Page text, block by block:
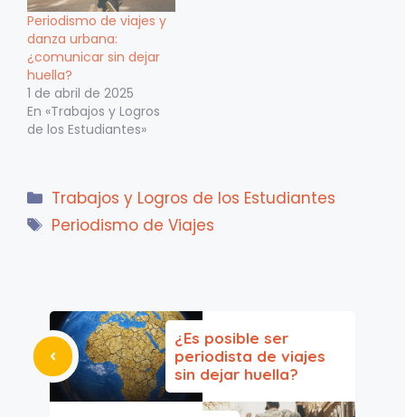
Periodismo de viajes y
danza urbana:
¿comunicar sin dejar
huella?
1 de abril de 2025
En «Trabajos y Logros
de los Estudiantes»
Categorías
Trabajos y Logros de los Estudiantes
Etiquetas
Periodismo de Viajes
¿Es posible ser
periodista de viajes
sin dejar huella?